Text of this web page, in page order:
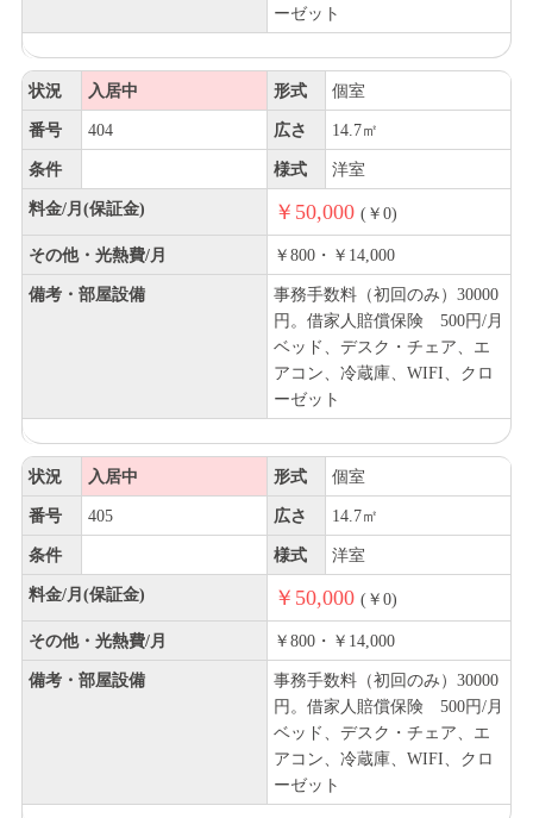
ーゼット
状況 入居中 形式 個室
番号 404 広さ 14.7㎡
条件 様式 洋室
料金/月(保証金) ￥50,000 (￥0)
その他・光熱費/月 ￥800・￥14,000
備考・部屋設備
事務手数料（初回のみ）30000
円。借家人賠償保険 500円/月
ベッド、デスク・チェア、エ
アコン、冷蔵庫、WIFI、クロ
ーゼット
状況 入居中 形式 個室
番号 405 広さ 14.7㎡
条件 様式 洋室
料金/月(保証金) ￥50,000 (￥0)
その他・光熱費/月 ￥800・￥14,000
備考・部屋設備
事務手数料（初回のみ）30000
円。借家人賠償保険 500円/月
ベッド、デスク・チェア、エ
アコン、冷蔵庫、WIFI、クロ
ーゼット